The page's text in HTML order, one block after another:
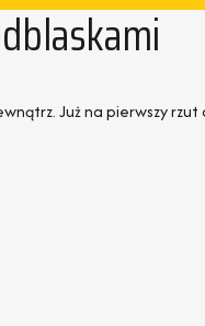
Już na pierwszy